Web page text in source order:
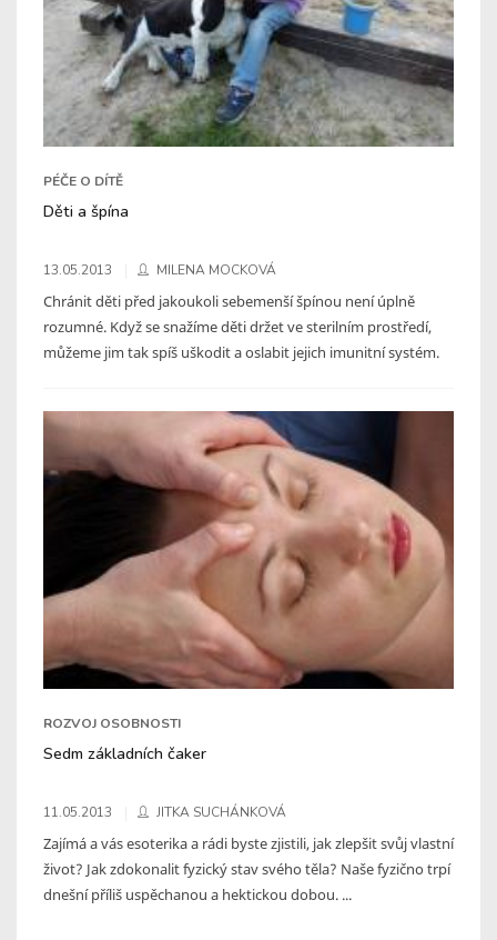
PÉČE O DÍTĚ
Děti a špína
13.05.2013 MILENA MOCKOVÁ
Chránit děti před jakoukoli sebemenší špínou není úplně
rozumné. Když se snažíme děti držet ve sterilním prostředí,
můžeme jim tak spíš uškodit a oslabit jejich imunitní systém.
ROZVOJ OSOBNOSTI
Sedm základních čaker
11.05.2013 JITKA SUCHÁNKOVÁ
Zajímá a vás esoterika a rádi byste zjistili, jak zlepšit svůj vlastní
život? Jak zdokonalit fyzický stav svého těla? Naše fyzično trpí
dnešní příliš uspěchanou a hektickou dobou. ...